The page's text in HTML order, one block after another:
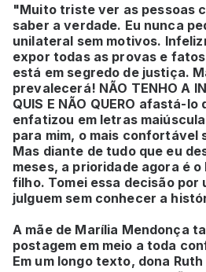
"Muito triste ver as pessoas
saber a verdade. Eu nunca
unilateral sem motivos.
expor todas as provas e
está em segredo de justiça.
prevalecerá! NÃO TENHO A
QUIS E NÃO QUERO afastá-
enfatizou em letras
para mim, o mais confortável
Mas diante de tudo que eu
meses, a prioridade agora é
filho. Tomei essa decisão por
julguem sem conhecer a
A mãe de Marília Mendonça
postagem em meio a toda
Em um longo texto, dona